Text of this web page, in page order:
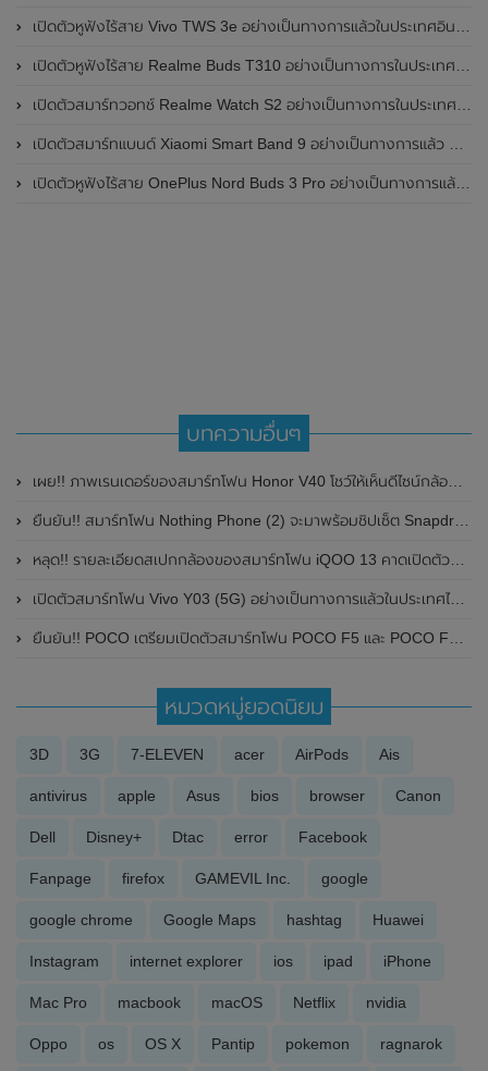
เปิดตัวหูฟังไร้สาย Vivo TWS 3e อย่างเป็นทางการแล้วในประเทศอินเดีย มาพร้อมระบบตัดเสียงรบกวน ANC ที่ 30dB , ป้องกันฝุ่นและกันน้ำที่ระดับ IP54 , แบตเตอรี่สามารถใช้งานนานสูงสุด 36 ชั่วโมง
เปิดตัวหูฟังไร้สาย Realme Buds T310 อย่างเป็นทางการในประเทศอินเดีย มาพร้อมระบบตัดเสียงรบกวน ANC สูงสุด 46dB , เสียงรอบทิศทาง 360 องศา , แบตเตอรี่สามารถใช้งานได้นานสูงสุด 40 ชั่วโมง
เปิดตัวสมาร์ทวอทช์ Realme Watch S2 อย่างเป็นทางการในประเทศอินเดีย มาพร้อมตัวเรือนสแตนเลสสตีล , หน้าจอแสดงผล AMOLED ขนาด 1.43 นิ้ว , แบตเตอรี่ขนาดใหญ่ใช้งานได้นาน 20 วัน และรองรับคำสั่งเสียง Super AI Engine ที่ขับเคลื่อนโดย ChatGPT
เปิดตัวสมาร์ทแบนด์ Xiaomi Smart Band 9 อย่างเป็นทางการแล้ว มาพร้อมหน้าจอ AMOLED ขนาด 1.62 นิ้ว , ตัวเรือนเป็นโลหะ และแบตเตอรี่สุดอึดสามารถใช้งานได้นานถึง 21 วัน
เปิดตัวหูฟังไร้สาย OnePlus Nord Buds 3 Pro อย่างเป็นทางการแล้ว มาพร้อมระบบตัดเสียงรบกวน (ANC) สามารถลดเสียงรบกวนได้ 49dB และแบตเตอรี่สุดอึดใช้งานได้นานสูงสุดถึง 44 ชั่วโมง
บทความอื่นๆ
เผย!! ภาพเรนเดอร์ของสมาร์ทโฟน Honor V40 โชว์ให้เห็นดีไซน์กล้องหลังที่เหมือนหน้าปัดนาฬิกา พร้อมเผยสเปกและราคา คาดเตรียมเปิดตัวในเร็วๆนี้
ยืนยัน!! สมาร์ทโฟน Nothing Phone (2) จะมาพร้อมชิปเซ็ต Snapdragon 8+ Gen 1 ของ Qualcomm
หลุด!! รายละเอียดสเปกกล้องของสมาร์ทโฟน iQOO 13 คาดเปิดตัวที่ประเทศจีนในเดือนพฤศจิกายน 2024 นี้
เปิดตัวสมาร์ทโฟน Vivo Y03 (5G) อย่างเป็นทางการแล้วในประเทศไทย ในราคาเริ่มต้นเพียง 3,299 บาท
ยืนยัน!! POCO เตรียมเปิดตัวสมาร์ทโฟน POCO F5 และ POCO F5 Pro อย่างเป็นทางการทั่วโลกในวันที่ 9 พฤษภาคม 2023 นี้
หมวดหมู่ยอดนิยม
3D 3G 7-ELEVEN acer AirPods Ais
antivirus apple Asus bios browser Canon
Dell Disney+ Dtac error Facebook
Fanpage firefox GAMEVIL Inc. google
google chrome Google Maps hashtag Huawei
Instagram internet explorer ios ipad iPhone
Mac Pro macbook macOS Netflix nvidia
Oppo os OS X Pantip pokemon ragnarok